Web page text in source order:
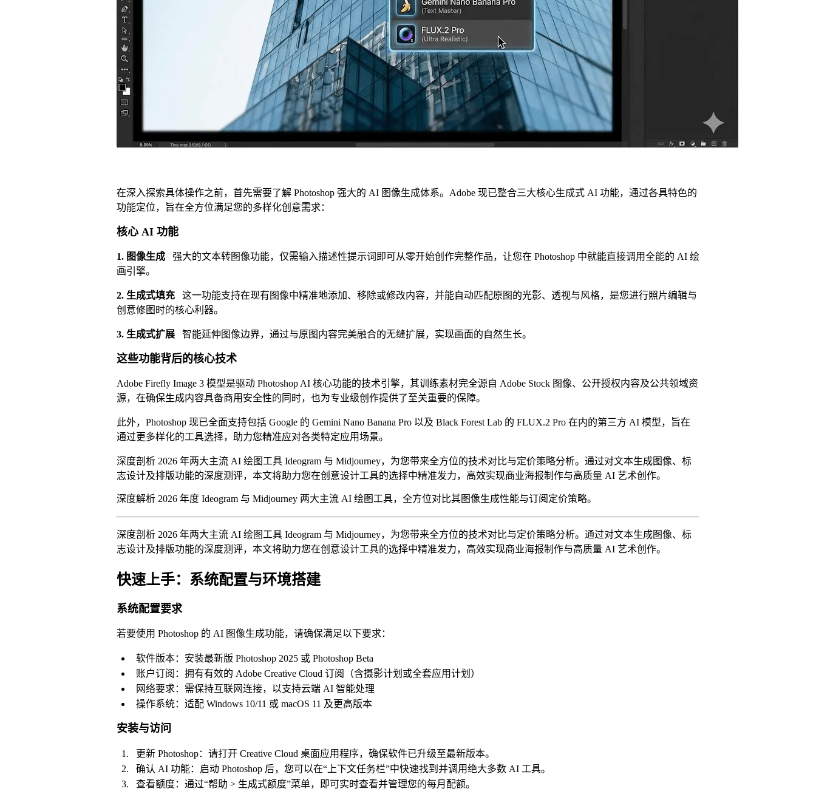
在深入探索具体操作之前，首先需要了解 Photoshop 强大的 AI 图像生成体系。Adobe 现已整合三大核心生成式 AI 功能，通过各具特色的
功能定位，旨在全方位满足您的多样化创意需求：
核心 AI 功能
1. 图像生成 强大的文本转图像功能，仅需输入描述性提示词即可从零开始创作完整作品，让您在 Photoshop 中就能直接调用全能的 AI 绘
画引擎。
2. 生成式填充 这一功能支持在现有图像中精准地添加、移除或修改内容，并能自动匹配原图的光影、透视与风格，是您进行照片编辑与
创意修图时的核心利器。
3. 生成式扩展 智能延伸图像边界，通过与原图内容完美融合的无缝扩展，实现画面的自然生长。
这些功能背后的核心技术
Adobe Firefly Image 3 模型是驱动 Photoshop AI 核心功能的技术引擎，其训练素材完全源自 Adobe Stock 图像、公开授权内容及公共领域资
源，在确保生成内容具备商用安全性的同时，也为专业级创作提供了至关重要的保障。
此外，Photoshop 现已全面支持包括 Google 的 Gemini Nano Banana Pro 以及 Black Forest Lab 的 FLUX.2 Pro 在内的第三方 AI 模型，旨在
通过更多样化的工具选择，助力您精准应对各类特定应用场景。
深度剖析 2026 年两大主流 AI 绘图工具 Ideogram 与 Midjourney，为您带来全方位的技术对比与定价策略分析。通过对文本生成图像、标
志设计及排版功能的深度测评，本文将助力您在创意设计工具的选择中精准发力，高效实现商业海报制作与高质量 AI 艺术创作。
深度解析 2026 年度 Ideogram 与 Midjourney 两大主流 AI 绘图工具，全方位对比其图像生成性能与订阅定价策略。
深度剖析 2026 年两大主流 AI 绘图工具 Ideogram 与 Midjourney，为您带来全方位的技术对比与定价策略分析。通过对文本生成图像、标
志设计及排版功能的深度测评，本文将助力您在创意设计工具的选择中精准发力，高效实现商业海报制作与高质量 AI 艺术创作。
快速上手：系统配置与环境搭建
系统配置要求
若要使用 Photoshop 的 AI 图像生成功能，请确保满足以下要求：
软件版本：安装最新版 Photoshop 2025 或 Photoshop Beta
账户订阅：拥有有效的 Adobe Creative Cloud 订阅（含摄影计划或全套应用计划）
网络要求：需保持互联网连接，以支持云端 AI 智能处理
操作系统：适配 Windows 10/11 或 macOS 11 及更高版本
安装与访问
更新 Photoshop：请打开 Creative Cloud 桌面应用程序，确保软件已升级至最新版本。
确认 AI 功能：启动 Photoshop 后，您可以在“上下文任务栏”中快速找到并调用绝大多数 AI 工具。
查看额度：通过“帮助 > 生成式额度”菜单，即可实时查看并管理您的每月配额。